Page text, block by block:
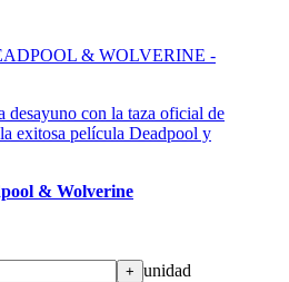
& WOLVERINE -
desayuno con la taza oficial de
exitosa película Deadpool y
& Wolverine
+ unidad